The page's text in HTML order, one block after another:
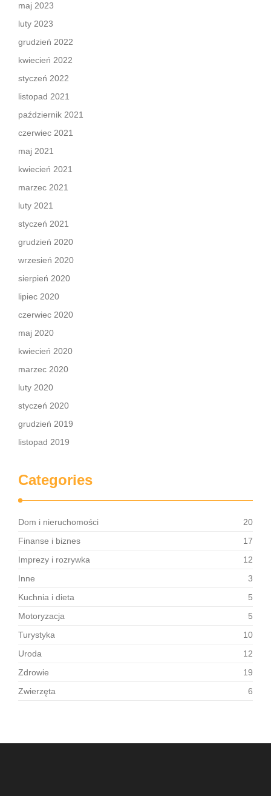
maj 2023
luty 2023
grudzień 2022
kwiecień 2022
styczeń 2022
listopad 2021
październik 2021
czerwiec 2021
maj 2021
kwiecień 2021
marzec 2021
luty 2021
styczeń 2021
grudzień 2020
wrzesień 2020
sierpień 2020
lipiec 2020
czerwiec 2020
maj 2020
kwiecień 2020
marzec 2020
luty 2020
styczeń 2020
grudzień 2019
listopad 2019
Categories
Dom i nieruchomości
20
Finanse i biznes
17
Imprezy i rozrywka
12
Inne
3
Kuchnia i dieta
5
Motoryzacja
5
Turystyka
10
Uroda
12
Zdrowie
19
Zwierzęta
6